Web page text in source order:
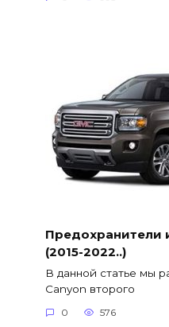
Предохранители
(2015-2022..)
В данной статье мы
Canyon второго
0 576